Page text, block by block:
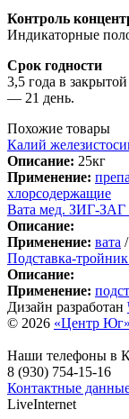
Контроль
Индикаторные
Срок годности
3,5 года в
— 21 день.
Похожие товары
Калий
Описание: 25кг
Применение:
хлорсодержащие
Вата мед. ЗИГ-ЗАГ
Описание:
Применение: вата /
Подставка-
Описание:
Применение:
Дизайн разработан
© 2026 «Центр Юг»
Наши телефоны в
8 (930) 754-15-16
Контактные
LiveInternet